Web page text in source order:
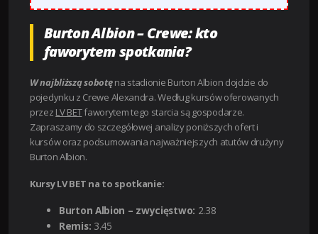
Burton Albion – Crewe: kto
faworytem spotkania?
W najbliższą sobotęna stadionie Burton Albion dojdzie do
pojedynku z Crewe Alexandra. Według kursów oferowanych
przez LV BETfaworytem tego starcia są gospodarze.
Zapraszamy do szczegółowej analizy poniższych ofert i
kursów oraz podsumowania najważniejszych atutów drużyny
Burton Albion.
Kursy LV BET na to spotkanie:
Burton Albion – zwycięstwo: 2.38
Remis: 3.45